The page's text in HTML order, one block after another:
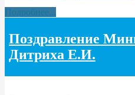
Подробнее...
Поздравление
Дитриха Е.И.